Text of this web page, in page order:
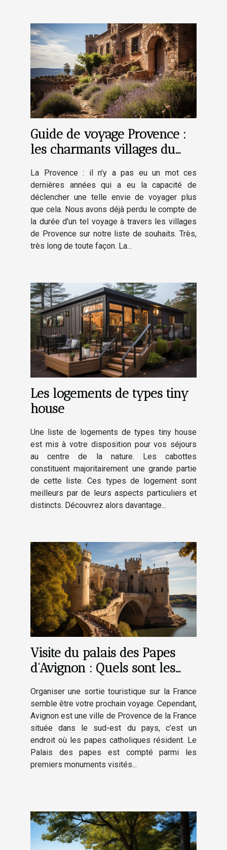
Guide de voyage Provence :
les charmants villages du
La Provence : il n’y a pas eu un mot ces
dernières années qui a eu la capacité de
déclencher une telle envie de voyager plus
que cela. Nous avons déjà perdu le compte de
la durée d’un tel voyage à travers les villages
de Provence sur notre liste de souhaits. Très,
très long de toute façon. La...
Les logements de types tiny
house
Une liste de logements de types tiny house
est mis à votre disposition pour vos séjours
au centre de la nature. Les cabottes
constituent majoritairement une grande partie
de cette liste. Ces types de logement sont
meilleurs par de leurs aspects particuliers et
distincts. Découvrez alors davantage...
Visite du palais des Papes
d’Avignon : Quels sont les
Organiser une sortie touristique sur la France
semble être votre prochain voyage. Cependant,
Avignon est une ville de Provence de la France
située dans le sud-est du pays, c’est un
endroit où les papes catholiques résident. Le
Palais des papes est compté parmi les
premiers monuments visités...